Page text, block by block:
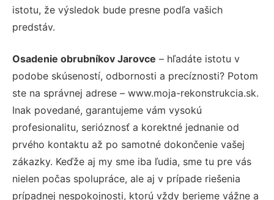
istotu, že výsledok bude presne podľa vašich
predstáv.
Osadenie obrubníkov Jarovce – hľadáte istotu v
podobe skúseností, odbornosti a precíznosti? Potom
ste na správnej adrese – www.moja-rekonstrukcia.sk.
Inak povedané, garantujeme vám vysokú
profesionalitu, serióznosť a korektné jednanie od
prvého kontaktu až po samotné dokončenie vašej
zákazky. Keďže aj my sme iba ľudia, sme tu pre vás
nielen počas spolupráce, ale aj v prípade riešenia
prípadnej nespokojnosti, ktorú vždy berieme vážne a